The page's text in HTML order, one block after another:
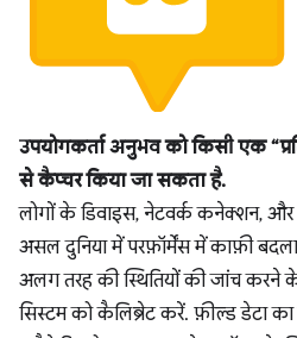
उपयोगकर्ता अनुभव को किसी एक
से कैप्चर किया जा सकता है.
लोगों के डिवाइस, नेटवर्क कनेक्शन,
असल दुनिया में परफ़ॉर्मेंस में काफ़ी
अलग तरह की स्थितियों की जांच
सिस्टम को कैलिब्रेट करें. फ़ील्ड डेटा